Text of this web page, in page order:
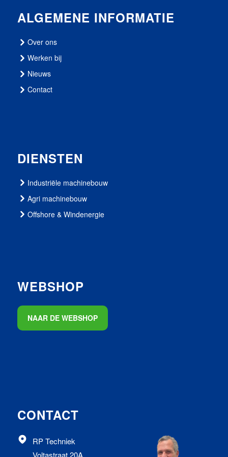
ALGEMENE INFORMATIE
Over ons
Werken bij
Nieuws
Contact
DIENSTEN
Industriële machinebouw
Agri machinebouw
Offshore & Windenergie
WEBSHOP
NAAR DE WEBSHOP
CONTACT
RP Techniek
Voltastraat 20A